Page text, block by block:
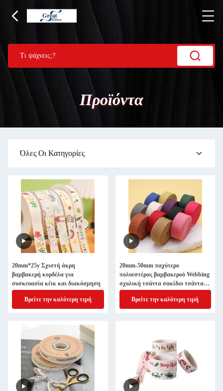
Προϊόντα
Όλες Οι Κατηγορίες
20mm*25y Σχιστή άκρη
βαμβακερή κορδέλα για
συσκευασία κέικ και διακόσμηση
Βρείτε την καλύτερη τιμή
20mm-50mm παχύτερο
πολυεστέρας βαμβακερού Webbing
σχολική τσάντα σακίδιο τσάντα
χειροπέδης καμβά λουρί
στερεόχρωμο απλό ιστό λουρί
Βρείτε την καλύτερη τιμή